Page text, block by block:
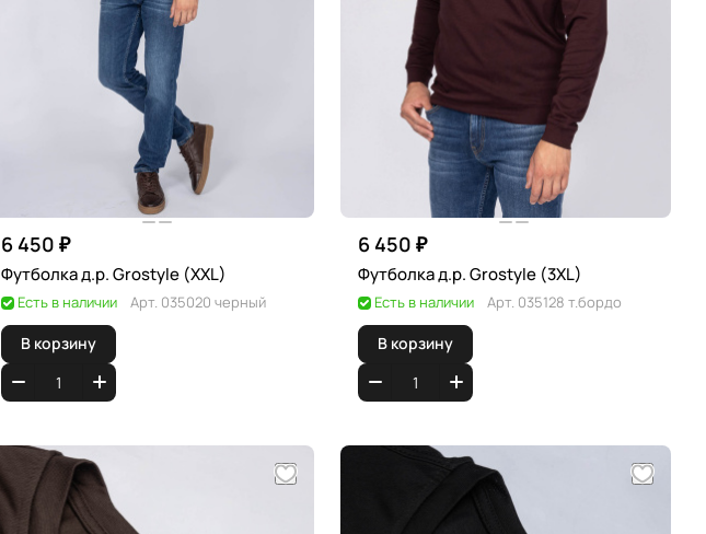
6 450 ₽
Футболка д.р. Grostyle (XXL)
Есть в наличии Арт. 035020 черный
В корзину
6 450 ₽
Футболка д.р. Grostyle (3XL)
Есть в наличии Арт. 035128 т.бордо
В корзину